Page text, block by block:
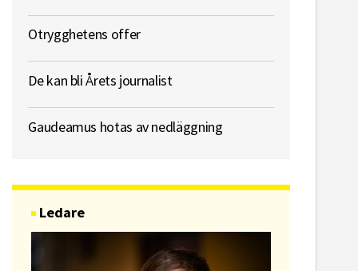
Otrygghetens offer
De kan bli Årets journalist
Gaudeamus hotas av nedläggning
Ledare